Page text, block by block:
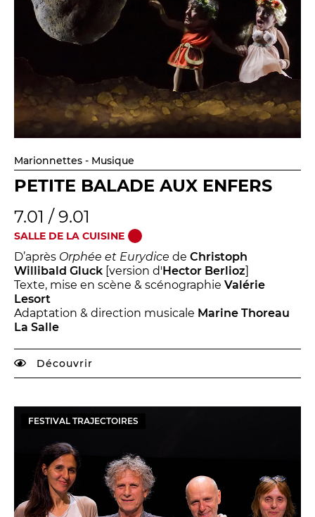
Marionnettes - Musique
PETITE BALADE AUX ENFERS
7.01 / 9.01
SALLE DE LA CUISINE
D’après Orphée et Eurydice de Christoph
Willibald Gluck [version d'Hector Berlioz
Texte, mise en scène & scénographie Valérie
Lesort
Adaptation & direction musicale Marine Thoreau
La Salle
Découvrir
FESTIVAL TRAJECTOIRES